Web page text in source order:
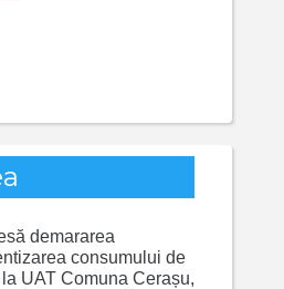
demararea
consumului de
UAT Comuna Cerașu,